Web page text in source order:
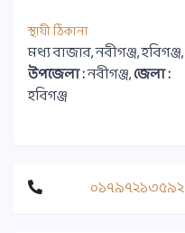
স্থায়ী ঠিকানা
মধ্য বাজার, নবীগঞ্জ, হবিগঞ্জ,
উপজেলা :নবীগঞ্জ,জেলা :
হবিগঞ্জ
০১৭৯৭২১৩৫৯২